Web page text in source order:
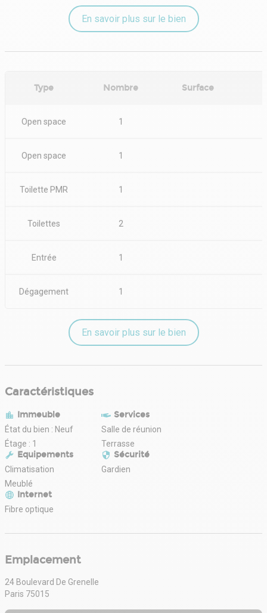
•Double exposition
•Accès sécurisé : Vigik. digicode. interphone
•Environnement commerçant et attractif
•Charges : 30.89 € / m² / an HT
Conditions juridiques :
•Honoraires de commercialisation : 15% HT du loyer annuel HC HT
En savoir plus sur le bien
Type Nombre Surface
Open space 1
Open space 1
Toilette PMR 1
Toilettes 2
Entrée 1
Dégagement 1
En savoir plus sur le bien
Caractéristiques
Immeuble
État du bien : Neuf
Étage : 1
Services
Salle de réunion
Terrasse
Equipements
Climatisation
Meublé
Sécurité
Gardien
Internet
Fibre optique
Emplacement
24 Boulevard De Grenelle
Paris 75015